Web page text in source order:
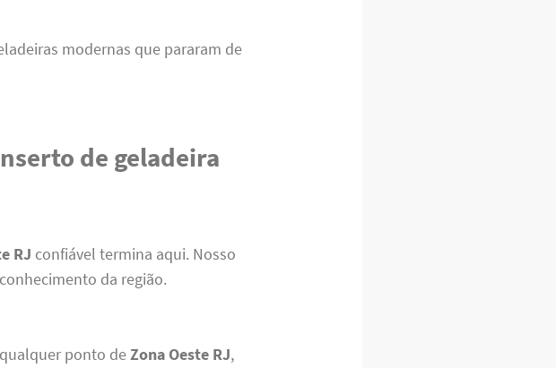
modernas que pararam de
de geladeira
RJ confiável termina aqui. Nosso
da região.
ponto deZona Oeste RJ,